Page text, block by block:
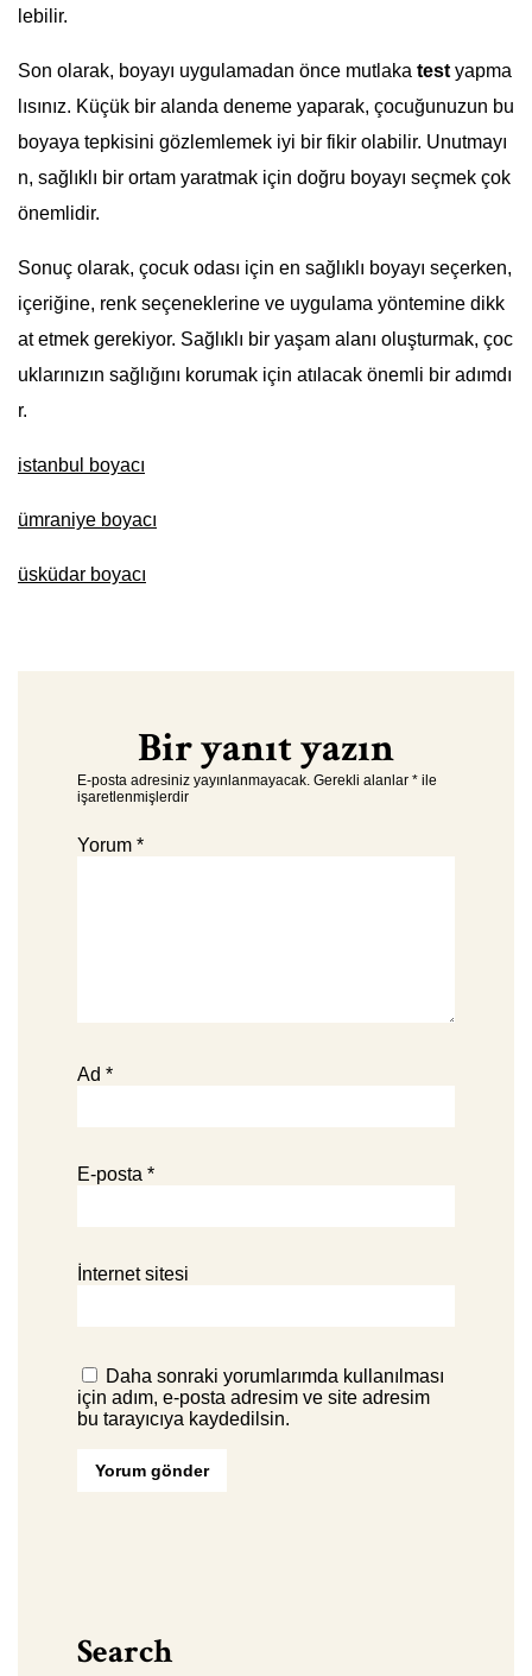
lebilir.
Son olarak, boyayı uygulamadan önce mutlaka test yapma
lısınız. Küçük bir alanda deneme yaparak, çocuğunuzun bu
boyaya tepkisini gözlemlemek iyi bir fikir olabilir. Unutmayı
n, sağlıklı bir ortam yaratmak için doğru boyayı seçmek çok
önemlidir.
Sonuç olarak, çocuk odası için en sağlıklı boyayı seçerken,
içeriğine, renk seçeneklerine ve uygulama yöntemine dikk
at etmek gerekiyor. Sağlıklı bir yaşam alanı oluşturmak, çoc
uklarınızın sağlığını korumak için atılacak önemli bir adımdı
r.
istanbul boyacı
ümraniye boyacı
üsküdar boyacı
Bir yanıt yazın
E-posta adresiniz yayınlanmayacak. Gerekli alanlar * ile
işaretlenmişlerdir
Yorum *
Ad *
E-posta *
İnternet sitesi
Daha sonraki yorumlarımda kullanılması
için adım, e-posta adresim ve site adresim
bu tarayıcıya kaydedilsin.
Search